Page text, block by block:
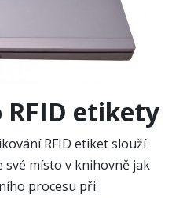
RFID etikety
RFID etiket slouží
své místo v knihovně jak
procesu při